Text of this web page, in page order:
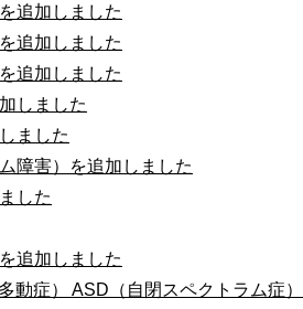
追加しました
追加しました
追加しました
しました
ました
障害）を追加しました
した
追加しました
動症） ASD（自閉スペクトラム症